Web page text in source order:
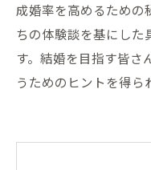
成婚率を高めるための
ちの体験談を基にした
す。結婚を目指す皆さ
うためのヒントを得ら